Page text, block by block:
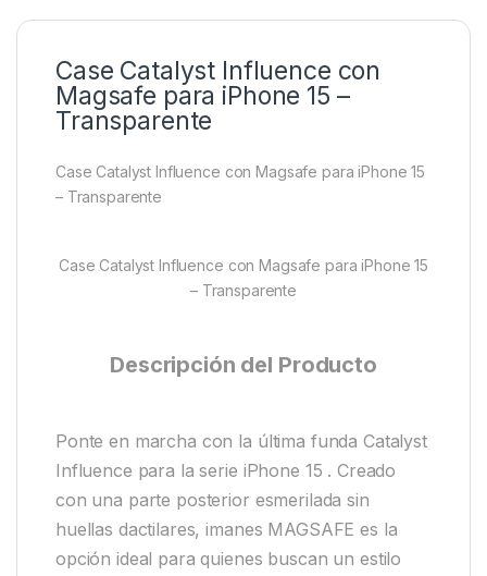
Case Catalyst Influence con
Magsafe para iPhone 15 –
Transparente
Case Catalyst Influence con Magsafe para iPhone 15
– Transparente
Case Catalyst Influence con Magsafe para iPhone 15
– Transparente
Descripción del Producto
Ponte en marcha con la última funda Catalyst
Influence para la serie iPhone 15 . Creado
con una parte posterior esmerilada sin
huellas dactilares, imanes MAGSAFE es la
opción ideal para quienes buscan un estilo